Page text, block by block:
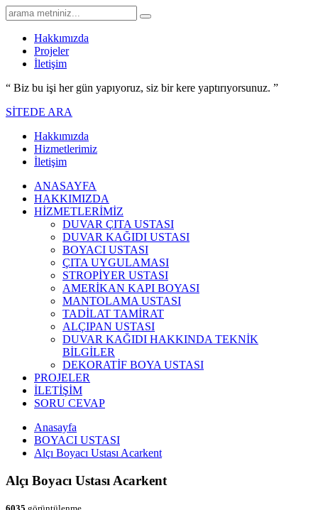
Hakkımızda
Projeler
İletişim
“ Biz bu işi her gün yapıyoruz, siz bir kere yaptırıyorsunuz. ”
SİTEDE ARA
Hakkımızda
Hizmetlerimiz
İletişim
ANASAYFA
HAKKIMIZDA
HİZMETLERİMİZ
DUVAR ÇITA USTASI
DUVAR KAĞIDI USTASI
BOYACI USTASI
ÇITA UYGULAMASI
STROPİYER USTASI
AMERİKAN KAPI BOYASI
MANTOLAMA USTASI
TADİLAT TAMİRAT
ALÇIPAN USTASI
DUVAR KAĞIDI HAKKINDA TEKNİK
BİLGİLER
DEKORATİF BOYA USTASI
PROJELER
İLETİŞİM
SORU CEVAP
Anasayfa
BOYACI USTASI
Alçı Boyacı Ustası Acarkent
Alçı Boyacı Ustası Acarkent